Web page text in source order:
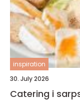
inspiration
30. July 2026
Catering i